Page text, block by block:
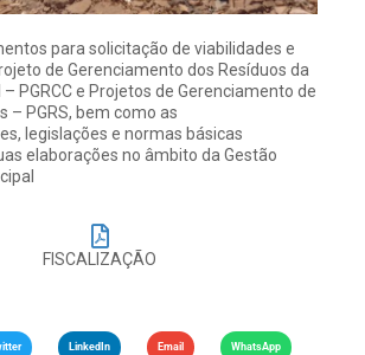
para solicitação de viabilidades e
de Gerenciamento dos Resíduos da
PGRCC e Projetos de Gerenciamento de
– PGRS, bem como as
legislações e normas básicas
elaborações no âmbito da Gestão
FISCALIZAÇÃO
LinkedIn Email WhatsApp